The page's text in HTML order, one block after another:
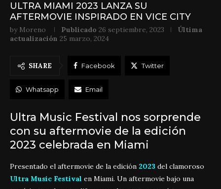
ULTRA MIAMI 2023 LANZA SU
AFTERMOVIE INSPIRADO EN VICE CITY
by Moreno Publicado 26 septiembre, 2023
Última
actualización 25 marzo, 2024
SHARE Facebook Twitter
Whatsapp Email
Ultra Music Festival nos sorprende
con su aftermovie de la edición
2023 celebrada en Miami
Presentado el aftermovie de la edición 2023 del clamoroso
Ultra Music Festival en Miami. Un aftermovie bajo una